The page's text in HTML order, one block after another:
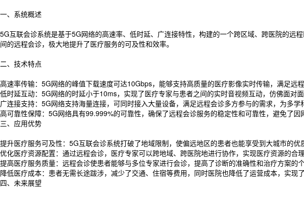
一、系统概述
5G互联会诊系统是基于5G网络的高速率、低时延、广连接特性，构建的一个跨区域、跨医院的
间的远程会诊，极大地提升了医疗服务的可及性和效率。
二、技术特点
高速率传输：5G网络的峰值下载速度可达10Gbps，能够支持高质量的医疗影像实时传输，满足远
低时延互动：5G网络的时延小于10ms，实现了医疗专家与患者之间的实时音视频互动，仿佛面对
广连接支持：5G网络支持海量连接，可同时接入大量设备，满足远程会诊多方参与的需求，为多学
高可靠性保障：5G网络具有99.999%的可靠性，确保了远程会诊服务的稳定性和可靠性，避免了因
三、应用优势
提升医疗服务可及性：5G互联会诊系统打破了地域限制，使偏远地区的患者也能享受到大城市的优
优化医疗资源配置：通过远程会诊，医疗专家可以跨地域、跨医院地进行协作，实现医疗资源的合
提高医疗服务质量：远程会诊使患者能够与多位专家进行会诊，提高了诊断的准确性和治疗方案的
降低医疗成本：患者无需长途跋涉，减少了交通、住宿等费用，同时医院也降低了运营成本，实现
四、未来展望